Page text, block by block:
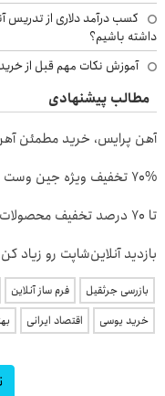
کسب درآمد دلاری از تدریس
داشته باشیم؟
آموزش نکات مهم قبل از خرید
مطالب پیشنهادی
آهن پرایس، خرید مطمئن
70% تخفیف ویژه جین وست + خرید در4 قسطه
تا 70 درصد تخفیف محصولات جین وست + خرید در 4 قسط
بازدید آنلاین‌شاپت رو زیاد
بازرسی جرثقیل فرم ساز آنلاین
خرید یوسی
اقتصاد ایرانی